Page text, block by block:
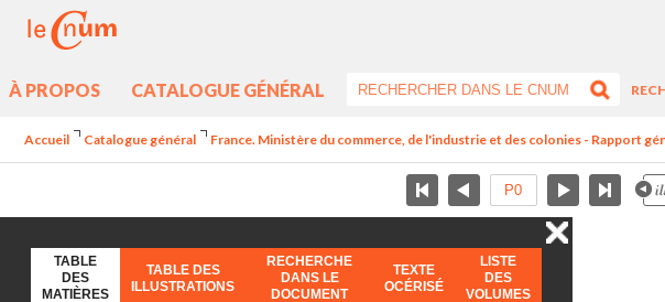
À PROPOS CATALOGUE GÉNÉRAL
Accueil Catalogue général France. Ministère du commerce, de l'industrie et des colonies - Rapport
TABLE
DES
MATIÈRES
TABLE DES
ILLUSTRATIONS
RECHERCHE
DANS LE
DOCUMENT
TEXTE
OCÉRISÉ
LISTE
DES
VOLUMES